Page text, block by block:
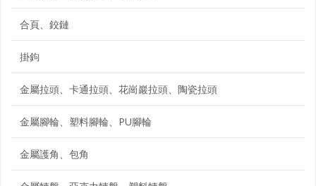
合頁、鉸鏈
掛鉤
金屬拉頭、卡通拉頭、花崗巖拉頭、陶瓷拉頭
金屬腳輪、塑料腳輪、PU腳輪
金屬護角、包角